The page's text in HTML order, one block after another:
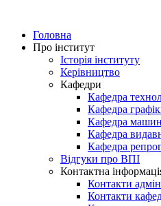
Головна
Про інститут
Історія інституту
Керівництво
Кафедри
Кафедра
Кафедра
Кафедра машин
Кафедра
Кафедра
Відгуки про ВПІ
Контактна
Контакти
Контакти